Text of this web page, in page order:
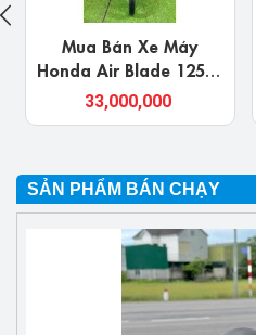
Mua Bán Xe Máy
Honda Air Blade 125cc
Ở Nghệ An Chính Chủ
Uy Tín Giá Rẻ
33,000,000
SẢN PHẨM BÁN CHẠY